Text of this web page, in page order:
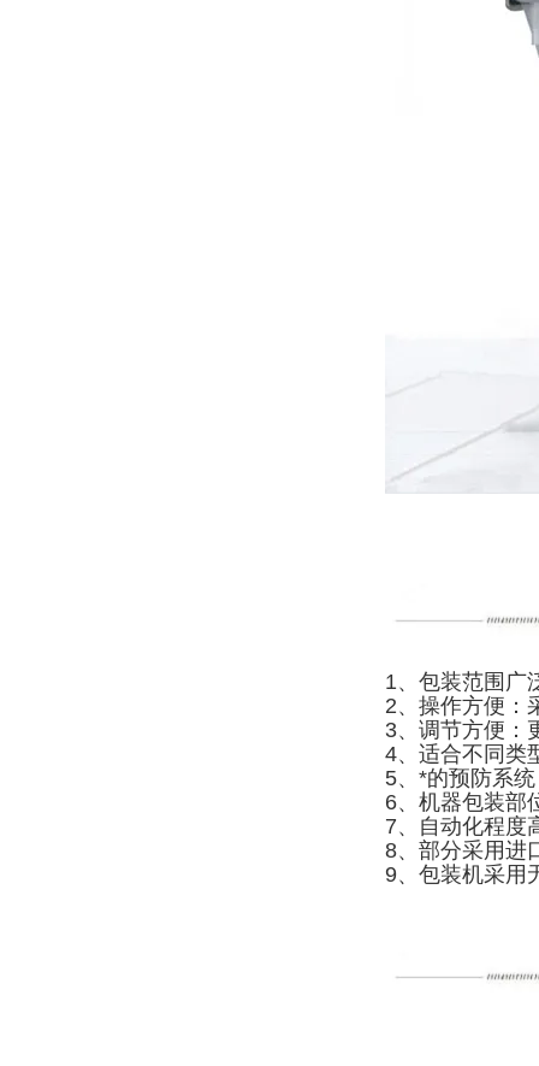
1、包装范围广
2、操作方便：
3、调节方便：
4、适合不同类
5、*的预防系
6、机器包装部
7、自动化程度
8、部分采用进
9、包装机采用